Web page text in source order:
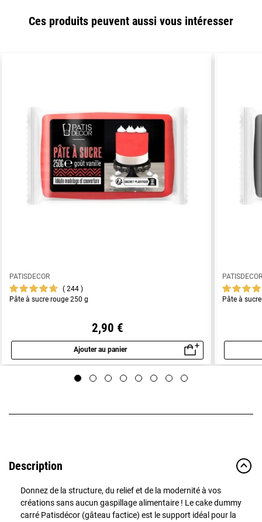
Ces produits peuvent aussi vous intéresser
PATISDECOR
244
Pâte à sucre rouge 250 g
2,90 €
Ajouter au panier
Aperçu rapide
Pâte à
Description
Donnez de la structure, du relief et de la modernité à vos
créations sans aucun gaspillage alimentaire ! Le cake dummy
carré Patisdécor (gâteau factice) est le support idéal pour la